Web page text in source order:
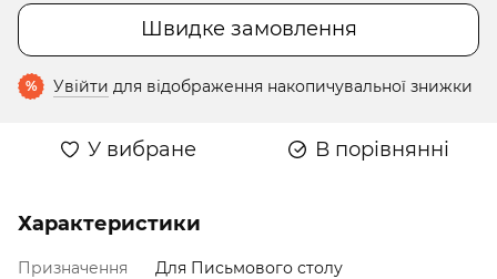
Швидке замовлення
% Увійти для відображення накопичувальної знижки
У вибране В порівнянні
Характеристики
Призначення Для Письмового столу